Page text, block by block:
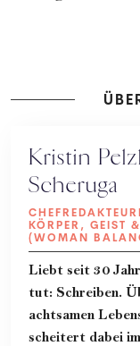
Kristin
Scheruga
KÖRPER, GEIST &
(WOMAN
Liebt seit 30
tut: Schreiben.
achtsamen
scheitert dabei